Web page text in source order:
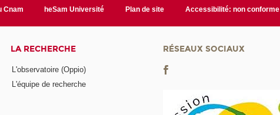
Cnam heSam Université Plan de site Accessibilité: non conforme
LA RECHERCHE
L'observatoire (Oppio)
L'équipe de recherche
RÉSEAUX SOCIAUX